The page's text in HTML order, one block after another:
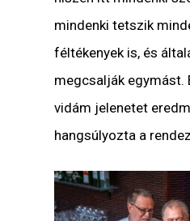
mindenki tetszik
féltékenyek is, és
megcsalják egymást.
vidám jelenetet
hangsúlyozta a